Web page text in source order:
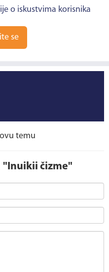
o iskustvima korisnika
se
temu
"Inuikii čizme"